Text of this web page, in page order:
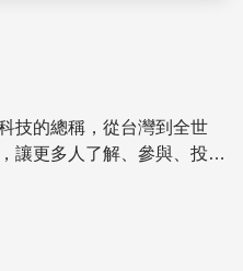
技的總稱，從台灣到全世
讓更多人了解、參與、投